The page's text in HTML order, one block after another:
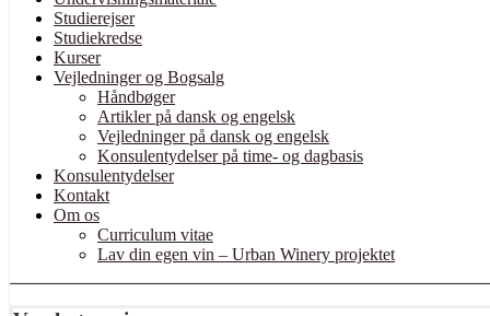
Studierejser
Studiekredse
Kurser
Vejledninger og Bogsalg
Håndbøger
Artikler på dansk og engelsk
Vejledninger på dansk og engelsk
Konsulentydelser på time- og dagbasis
Konsulentydelser
Kontakt
Om os
Curriculum vitae
Lav din egen vin – Urban Winery projektet